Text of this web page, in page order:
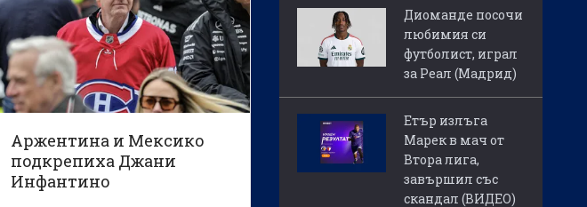
Аржентина и Мексико
подкрепиха Джани
Инфантино
Диоманде посочи
любимия си
футболист, играл
за Реал (Мадрид)
Етър излъга
Марек в мач от
Втора лига,
завършил със
скандал (ВИДЕО)